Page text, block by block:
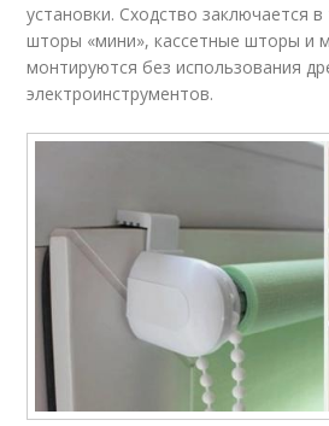
установки. Сходство заключается
шторы «мини», кассетные шторы и
монтируются без использования
электроинструментов.